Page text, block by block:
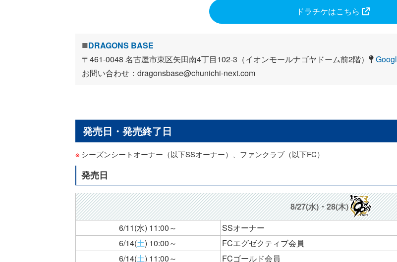
ドラチケはこちら
DRAGONS BASE
〒461-0048 名古屋市東区矢田南4丁目102-3（イオンモールナゴヤドーム前2階）
お問い合わせ：dragonsbase@chunichi-next.com
発売日・発売終了日
シーズンシートオーナー（以下SSオーナー）、ファンクラブ（以下FC）
発売日
8/27(水)・28(木)
6/11(水) 11:00～
SSオーナー
6/14(土) 10:00～
FCエグゼクティブ会員
6/14(土) 11:00～ FCゴールド会員